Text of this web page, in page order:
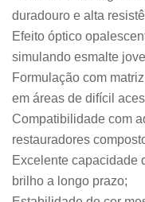
duradouro e alta
Efeito óptico
simulando esmalte
Formulação com
em áreas de difícil
Compatibilidade com
restauradores
Excelente capacidade
brilho a longo prazo;